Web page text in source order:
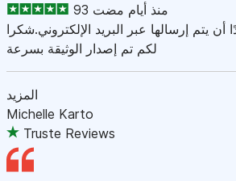
93 منذ أيام مضت
أن يتم إرسالها عبر البريد الإلكتروني.شكرا
لكم تم إصدار الوثيقة بسرعة
المزيد
Michelle Karto
Truste Reviews